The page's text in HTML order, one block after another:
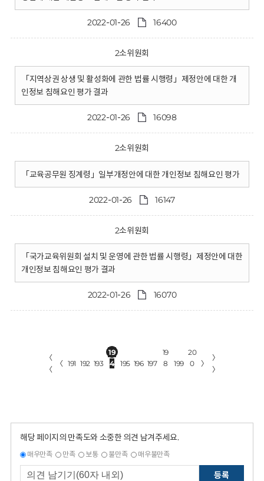
2022-01-26 16400
2소위원회
「지역상권 상생 및 활성화에 관한 법률 시행령」제정안에 대한 개
인정보 침해요인 평가 결과
2022-01-26 16098
2소위원회
「교육공무원 징계령」일부개정안에 대한 개인정보 침해요인 평가
2022-01-26 16147
2소위원회
「국가교육위원회 설치 및 운영에 관한 법률 시행령」제정안에 대한
개인정보 침해요인 평가 결과
2022-01-26 16070
〈
〈
〈 191 192 193
19
4
195 196 197
19
8
199
20
0
〉
〉
〉
해당 페이지의 만족도와 소중한 의견 남겨주세요.
매우만족 만족 보통 불만족 매우불만족
등록